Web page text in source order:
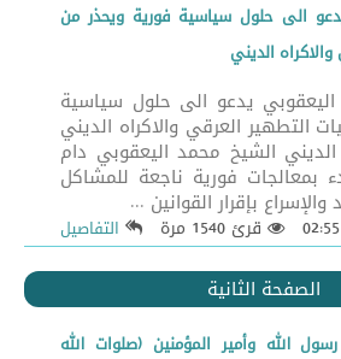
الى حلول سياسية فورية ويحذر من
الديني
يدعو الى حلول سياسية
التطهير العرقي والاكراه الديني
الشيخ محمد اليعقوبي دام
بمعالجات فورية ناجعة للمشاكل
بإقرار القوانين ...
قرئ 1540 مرة التفاصيل
الصفحة الثانية
رسول الله وأمير المؤمنين (صلوات الله